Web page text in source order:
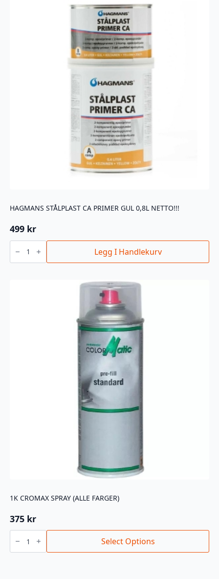
HAGMANS STÅLPLAST CA PRIMER GUL 0,8L NETTO!!!
499 kr
HAGMANS
STÅLPLAST
PRIMER
Legg I Handlekurv
1K CROMAX SPRAY (ALLE FARGER)
375 kr
1K
CROMAX
SPRAY
(ALLE
Select Options